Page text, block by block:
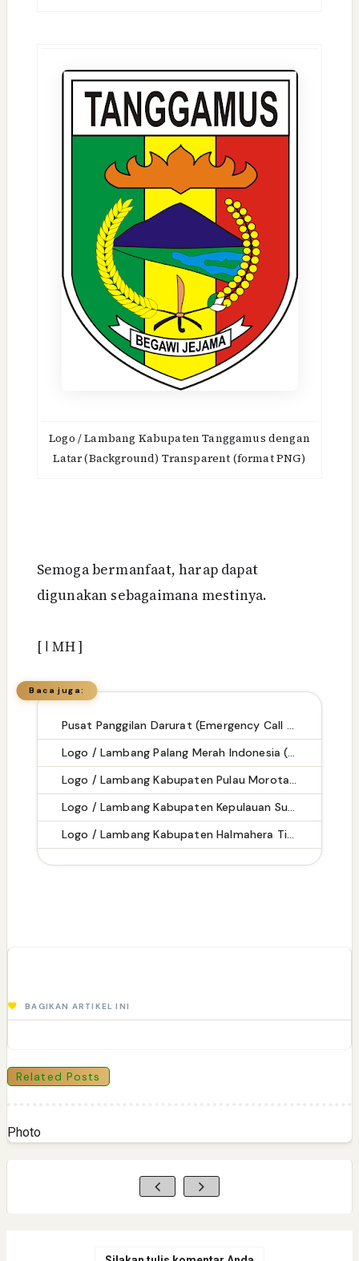
Logo / Lambang Kabupaten Tanggamus dengan
Latar (Background) Transparent (format PNG)
Semoga bermanfaat, harap dapat
digunakan sebagaimana mestinya.
[ ا MH ]
Baca juga:
BAGIKAN ARTIKEL INI
Related Posts
Photo